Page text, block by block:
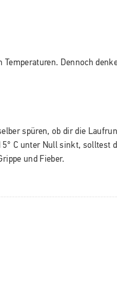
Dennoch
spüren, ob dir die
C unter Null sinkt, solltest
und Fieber.